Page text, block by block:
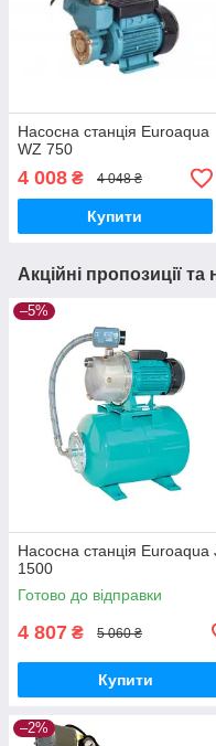
Насосна станція Euroaqua
WZ 750
4 008 ₴ 4 048 ₴
Купити
Акційні пропозиції та
–5%
Насосна станція Euroaqua
1500
Готово до відправки
4 807 ₴ 5 060 ₴
Купити
–2%